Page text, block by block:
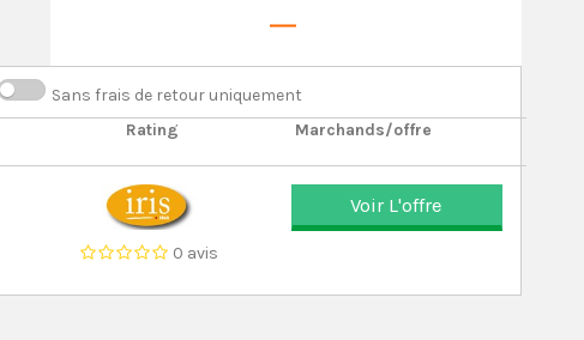
Sans frais de retour uniquement
Rating Marchands/offre
0 avis
Voir L'offre